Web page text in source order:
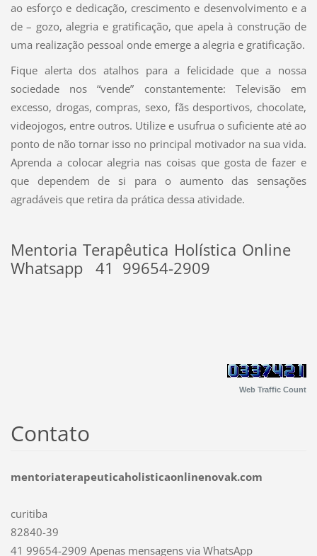
ao esforço e dedicação, crescimento e desenvolvimento e a
de – gozo, alegria e gratificação, que apela à construção de
uma realização pessoal onde emerge a alegria e gratificação.
Fique alerta dos atalhos para a felicidade que a nossa
sociedade nos “vende” constantemente: Televisão em
excesso, drogas, compras, sexo, fãs desportivos, chocolate,
videojogos, entre outros. Utilize e usufrua o suficiente até ao
ponto de não tornar isso no principal motivador na sua vida.
Aprenda a colocar alegria nas coisas que gosta de fazer e
que dependem de si para o aumento das sensações
agradáveis que retira da prática dessa atividade.
Mentoria Terapêutica Holística Online
Whatsapp 41 99654-2909
Web Traffic Count
Contato
mentoriaterapeuticaholisticaonlinenovak.com
curitiba
82840-39
41 99654-2909 Apenas mensagens via WhatsApp